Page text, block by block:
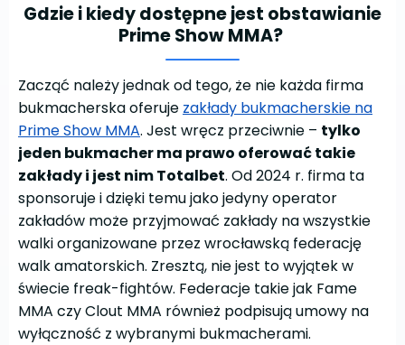
Gdzie i kiedy dostępne jest obstawianie
Prime Show MMA?
Zacząć należy jednak od tego, że nie każda firma
bukmacherska oferuje zakłady bukmacherskie na
Prime Show MMA. Jest wręcz przeciwnie – tylko
jeden bukmacher ma prawo oferować takie
zakłady i jest nim Totalbet. Od 2024 r. firma ta
sponsoruje i dzięki temu jako jedyny operator
zakładów może przyjmować zakłady na wszystkie
walki organizowane przez wrocławską federację
walk amatorskich. Zresztą, nie jest to wyjątek w
świecie freak-fightów. Federacje takie jak Fame
MMA czy Clout MMA również podpisują umowy na
wyłączność z wybranymi bukmacherami.